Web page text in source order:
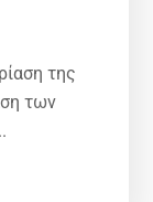
της
των